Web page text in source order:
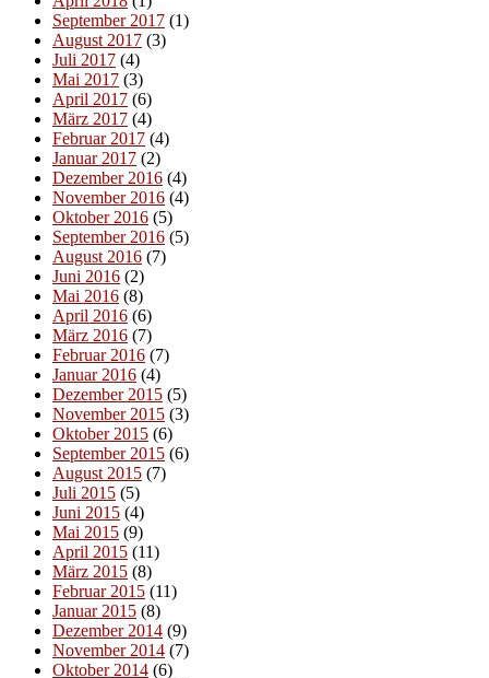
September 2017 (1)
August 2017 (3)
Juli 2017 (4)
Mai 2017 (3)
April 2017 (6)
März 2017 (4)
Februar 2017 (4)
Januar 2017 (2)
Dezember 2016 (4)
November 2016 (4)
Oktober 2016 (5)
September 2016 (5)
August 2016 (7)
Juni 2016 (2)
Mai 2016 (8)
April 2016 (6)
März 2016 (7)
Februar 2016 (7)
Januar 2016 (4)
Dezember 2015 (5)
November 2015 (3)
Oktober 2015 (6)
September 2015 (6)
August 2015 (7)
Juli 2015 (5)
Juni 2015 (4)
Mai 2015 (9)
April 2015 (11)
März 2015 (8)
Februar 2015 (11)
Januar 2015 (8)
Dezember 2014 (9)
November 2014 (7)
Oktober 2014 (6)